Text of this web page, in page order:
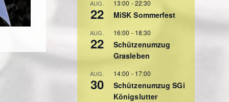
AUG.
22
13:00 -22:30
MiSK Sommerfest
AUG.
22
16:00 - 18:30
Schützenumzug
Grasleben
AUG.
30
14:00 - 17:00
Schützenumzug SGi
Königslutter